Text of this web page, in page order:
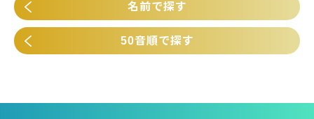
名前で探す
50音順で探す